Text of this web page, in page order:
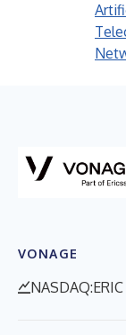
VONAGE
NASDAQ:ERIC